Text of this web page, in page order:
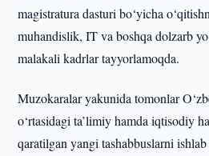
magistratura dasturi bo‘yicha
muhandislik, IT va boshqa dolzarb
malakali kadrlar tayyorlamoqda.
Muzokaralar yakunida tomonlar
o‘rtasidagi ta’limiy hamda iqtisodiy
qaratilgan yangi tashabbuslarni